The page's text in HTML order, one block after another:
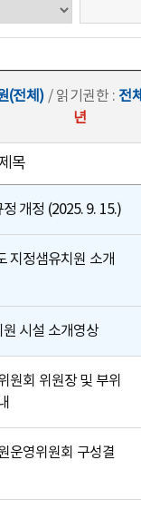
(전체)/ 읽기권한 : 전체
년
제목
개정 (2025. 9. 15.)
정샘유치원 소개
시설 소개영상
원회 위원장 및 부위
운영위원회 구성결